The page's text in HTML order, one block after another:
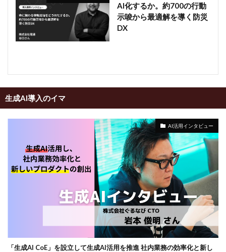
AI化するか。約700の行動
示唆から最適解を導く防災
DX
生成AI導入のイマ
AI活用インタビュー
「生成AI CoE」を設立して生成AI活用を推進 社内業務の効率化と新し